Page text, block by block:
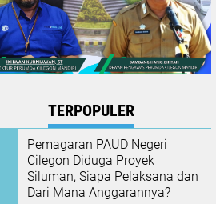
TERPOPULER
Pemagaran PAUD Negeri
Cilegon Diduga Proyek
Siluman, Siapa Pelaksana dan
Dari Mana Anggarannya?